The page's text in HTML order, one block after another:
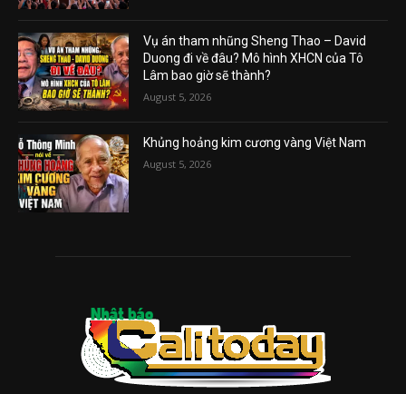
Vụ án tham nhũng Sheng Thao – David
Duong đi về đâu? Mô hình XHCN của Tô
Lâm bao giờ sẽ thành?
August 5, 2026
Khủng hoảng kim cương vàng Việt Nam
August 5, 2026